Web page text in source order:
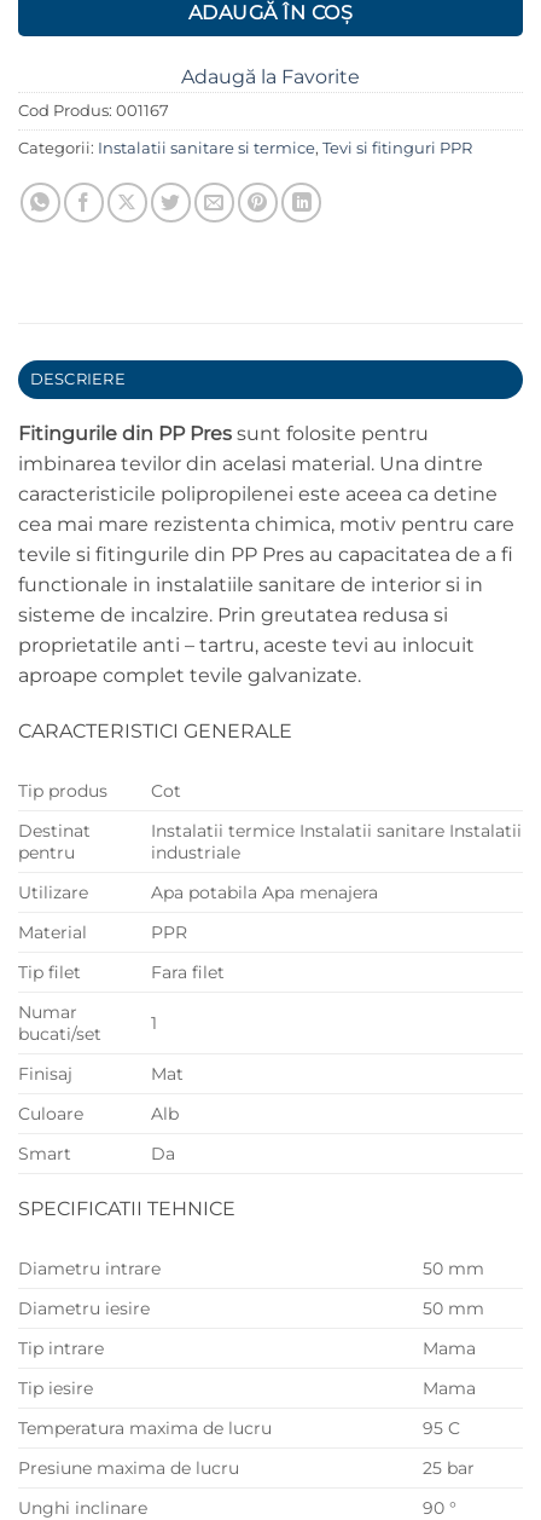
ADAUGĂ ÎN COȘ
Adaugă la Favorite
Cod Produs: 001167
Categorii: Instalatii sanitare si termice, Tevi si fitinguri PPR
DESCRIERE
Fitingurile din PP Pres sunt folosite pentru
imbinarea tevilor din acelasi material. Una dintre
caracteristicile polipropilenei este aceea ca detine
cea mai mare rezistenta chimica, motiv pentru care
tevile si fitingurile din PP Pres au capacitatea de a fi
functionale in instalatiile sanitare de interior si in
sisteme de incalzire. Prin greutatea redusa si
proprietatile anti – tartru, aceste tevi au inlocuit
aproape complet tevile galvanizate.
CARACTERISTICI GENERALE
Tip produs
Cot
Destinat
pentru
Instalatii termice Instalatii sanitare Instalatii
industriale
Utilizare
Apa potabila Apa menajera
Material
PPR
Tip filet
Fara filet
Numar
bucati/set
1
Finisaj
Mat
Culoare
Alb
Smart
Da
SPECIFICATII TEHNICE
Diametru intrare
50 mm
Diametru iesire
50 mm
Tip intrare
Mama
Tip iesire
Mama
Temperatura maxima de lucru
95 C
Presiune maxima de lucru
25 bar
Unghi inclinare
90 °